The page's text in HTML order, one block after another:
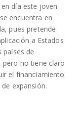
día este joven
encuentra en
pues pretende
a Estados
países de
pero no tiene claro
el financiamiento
expansión.